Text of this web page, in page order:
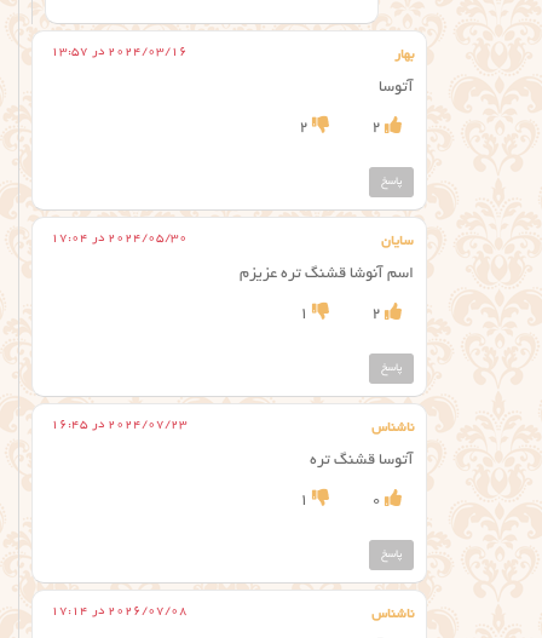
بهار 2024/03/16 در 13:57
آتوسا
2
2
پاسخ
سایان 2024/05/30 در 17:04
اسم آنوشا قشنگ تره عزیزم
2
1
پاسخ
ناشناس 2024/07/23 در 16:45
آتوسا قشنگ تره
0
1
پاسخ
ناشناس 2026/07/08 در 17:14